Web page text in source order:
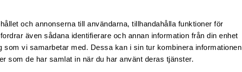
och annonserna till användarna, tillhandahålla funktioner för
även sådana identifierare och annan information från din enhet
vi samarbetar med. Dessa kan i sin tur kombinera informationen
som de har samlat in när du har använt deras tjänster.
Sveriges lantbruksuniversitet vill studera hur den